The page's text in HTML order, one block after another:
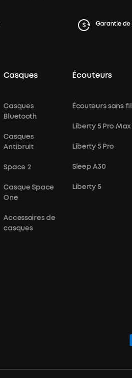
Garantie de
Casques
Casques
Bluetooth
Casques
Antibruit
Space 2
Casque Space
One
Accessoires de
casques
Écouteurs
Écouteurs sans fil
Liberty 5 Pro Max
Liberty 5 Pro
Sleep A30
Liberty 5